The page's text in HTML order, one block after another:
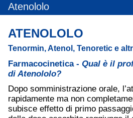
Atenololo
ATENOLOLO
Tenormin, Atenol, Tenoretic e
Farmacocinetica - Qual è il
di Atenololo?
Dopo somministrazione orale,
rapidamente ma non
subisce effetto di primo